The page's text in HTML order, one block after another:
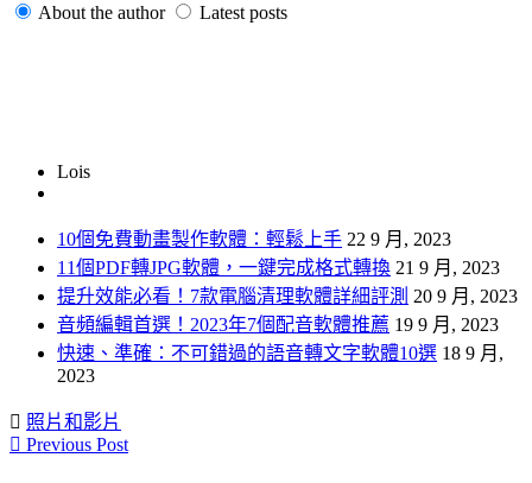
About the author Latest posts
Lois
10個免費動畫製作軟體：輕鬆上手 22 9 月, 2023
11個PDF轉JPG軟體，一鍵完成格式轉換 21 9 月, 2023
提升效能必看！7款電腦清理軟體詳細評測 20 9 月, 2023
音頻編輯首選！2023年7個配音軟體推薦 19 9 月, 2023
快速、準確：不可錯過的語音轉文字軟體10選 18 9 月,
2023
照片和影片
Previous Post